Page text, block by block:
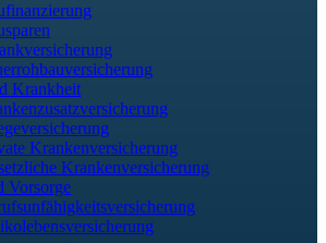
Krankheit
Krankenversicherung
Krankenversicherung
Vorsorge